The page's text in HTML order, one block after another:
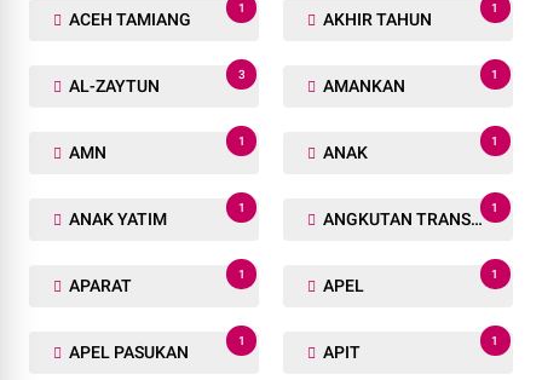
ACEH TAMIANG
1
AKHIR TAHUN
1
AL-ZAYTUN
3
AMANKAN
1
AMN
1
ANAK
1
ANAK YATIM
1
ANGKUTAN TRANSPORTASI
1
APARAT
1
APEL
1
APEL PASUKAN
1
APIT
1